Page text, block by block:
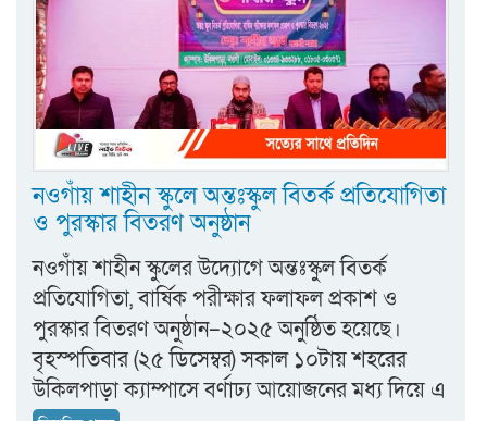
নওগাঁয় শাহীন স্কুলে অন্তঃস্কুল বিতর্ক প্রতিযোগিতা
ও পুরস্কার বিতরণ অনুষ্ঠান
নওগাঁয় শাহীন স্কুলের উদ্যোগে অন্তঃস্কুল বিতর্ক
প্রতিযোগিতা, বার্ষিক পরীক্ষার ফলাফল প্রকাশ ও
পুরস্কার বিতরণ অনুষ্ঠান–২০২৫ অনুষ্ঠিত হয়েছে।
বৃহস্পতিবার (২৫ ডিসেম্বর) সকাল ১০টায় শহরের
উকিলপাড়া ক্যাম্পাসে বর্ণাঢ্য আয়োজনের মধ্য দিয়ে এ